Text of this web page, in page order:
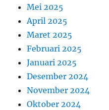
Mei 2025
April 2025
Maret 2025
Februari 2025
Januari 2025
Desember 2024
November 2024
Oktober 2024